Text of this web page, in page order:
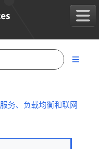
服务、负载均衡和联网